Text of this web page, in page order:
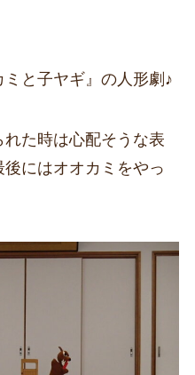
と子ヤギ』の人形劇♪
た時は心配そうな表
にはオオカミをやっ